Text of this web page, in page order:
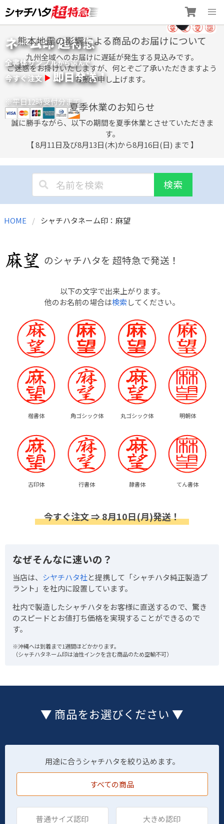
to
content
ネーム印 超特急
全書体サンプルから選んで
今すぐ注文 即日発送！
※平日12時受付分まで
熊本地震の影響による商品のお届けについて
九州全域へのお届けに遅延が発生する見込みです。
ご迷惑をお掛けいたしますが、何とぞご了承いただきますよう
お願い申し上げます。
夏季休業のお知らせ
誠に勝手ながら、以下の期間を夏季休業とさせていただきま
す。
【 8月11日及び8月13日(木)から8月16日(日) まで 】
検索
HOME シャチハタネーム印：麻望
のシャチハタを 超特急で発送！
以下の文字で出来上がります。
他のお名前の場合は検索してください。
楷書体 角ゴシック体 丸ゴシック体 明朝体
古印体 行書体 隷書体 てん書体
今すぐ注文 ⇒ 8月10日(月)発送！
なぜそんなに速いの？
当店は、 シヤチハタ社と提携して「シャチハタ純正製造プ
ラント」を社内に設置しています。
社内で製造したシャチハタをお客様に直送するので、驚き
のスピードとお値打ち価格を実現することができるので
す。
※沖縄へは到着まで1週間ほどかかります。
（シャチハタネーム印は油性インクを含む商品のため空輸不可）
▼ 商品をお選びください ▼
用途に合うシャチハタを絞り込めます。
すべての商品
普通サイズ認印 大きめ認印